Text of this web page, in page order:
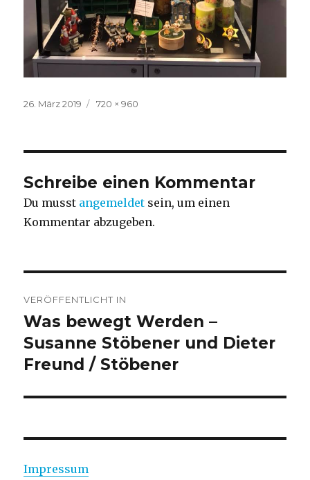
Veröffentlicht
26. März 2019
Volle
720 × 960
Schreibe einen Kommentar
Du musst angemeldet sein, um einen
Kommentar abzugeben.
VERÖFFENTLICHT IN
Was bewegt Werden –
Susanne Stöbener und Dieter
Freund / Stöbener
Impressum